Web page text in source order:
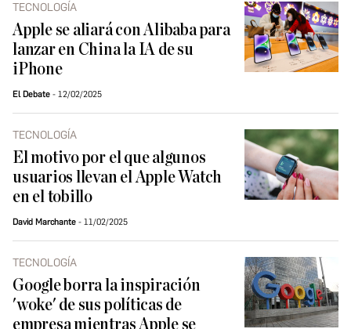
TECNOLOGÍA
Apple se aliará con Alibaba para
lanzar en China la IA de su
iPhone
El Debate 12/02/2025
TECNOLOGÍA
El motivo por el que algunos
usuarios llevan el Apple Watch
en el tobillo
David Marchante 11/02/2025
TECNOLOGÍA
Google borra la inspiración
'woke' de sus políticas de
empresa mientras Apple se